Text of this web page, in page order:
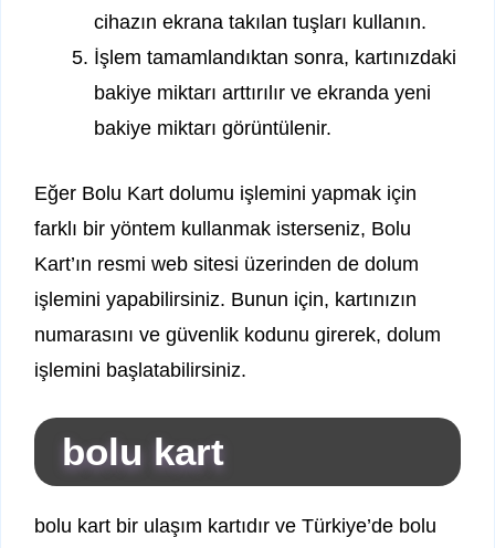
cihazın ekrana takılan tuşları kullanın.
İşlem tamamlandıktan sonra, kartınızdaki
bakiye miktarı arttırılır ve ekranda yeni
bakiye miktarı görüntülenir.
Eğer Bolu Kart dolumu işlemini yapmak için
farklı bir yöntem kullanmak isterseniz, Bolu
Kart’ın resmi web sitesi üzerinden de dolum
işlemini yapabilirsiniz. Bunun için, kartınızın
numarasını ve güvenlik kodunu girerek, dolum
işlemini başlatabilirsiniz.
bolu kart
bolu kart bir ulaşım kartıdır ve Türkiye’de bolu